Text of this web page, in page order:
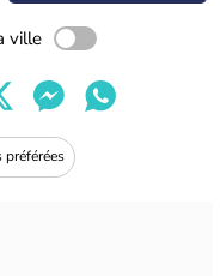
ville
préférées